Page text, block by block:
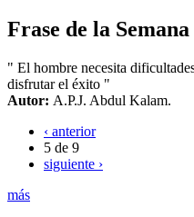
Frase de la Semana
" El hombre necesita
disfrutar el éxito "
Autor: A.P.J. Abdul Kalam.
‹ anterior
5 de 9
siguiente ›
más